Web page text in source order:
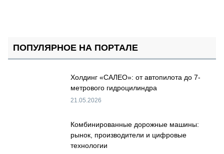
ПОПУЛЯРНОЕ НА ПОРТАЛЕ
Холдинг «САЛЕО»: от автопилота до 7-
метрового гидроцилиндра
21.05.2026
Комбинированные дорожные машины:
рынок, производители и цифровые
технологии